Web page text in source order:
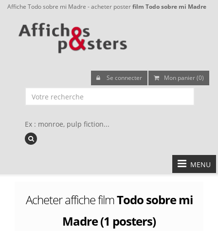
Affiche Todo sobre mi Madre - acheter posterfilm Todo sobre mi Madre
Se connecter Mon panier (0)
Ex : monroe, pulp fiction...
MENU
Acheter affiche filmTodo sobre mi
Madre (1 posters)